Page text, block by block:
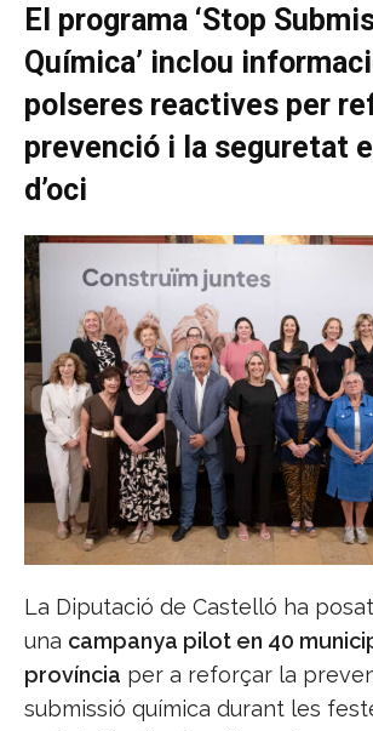
El programa ‘Stop
Química’ inclou
polseres reactives per
prevenció i la seguretat
d’oci
La Diputació de Castelló ha
una campanya pilot en 40
província per a reforçar la
submissió química durant les